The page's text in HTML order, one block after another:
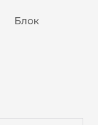
Блок